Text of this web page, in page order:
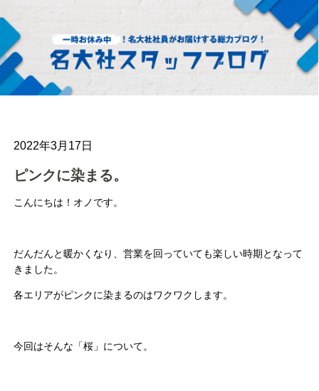
2022年3月17日
ピンクに染まる。
こんにちは！オノです。
だんだんと暖かくなり、営業を回っていても楽しい時期となって
きました。
各エリアがピンクに染まるのはワクワクします。
今回はそんな「桜」について。